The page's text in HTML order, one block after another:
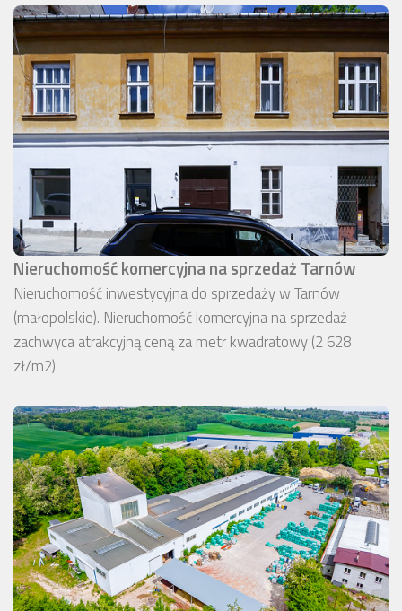
Nieruchomość komercyjna na sprzedaż Tarnów
Nieruchomość inwestycyjna do sprzedaży w Tarnów
(małopolskie). Nieruchomość komercyjna na sprzedaż
zachwyca atrakcyjną ceną za metr kwadratowy (2 628
zł/m2).